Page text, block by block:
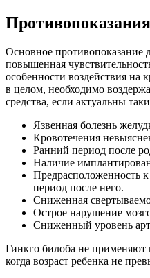
Основное противопоказание
повышенная
особенности воздействия на
в целом, необходимо
средства, если актуальны
Язвенная болезнь
Кровотечения
Ранний период после
Наличие
Предрасположенность
период после него.
Сниженная
Острое нарушение
Сниженный уровень
Гинкго билоба не применяют
когда возраст ребенка не